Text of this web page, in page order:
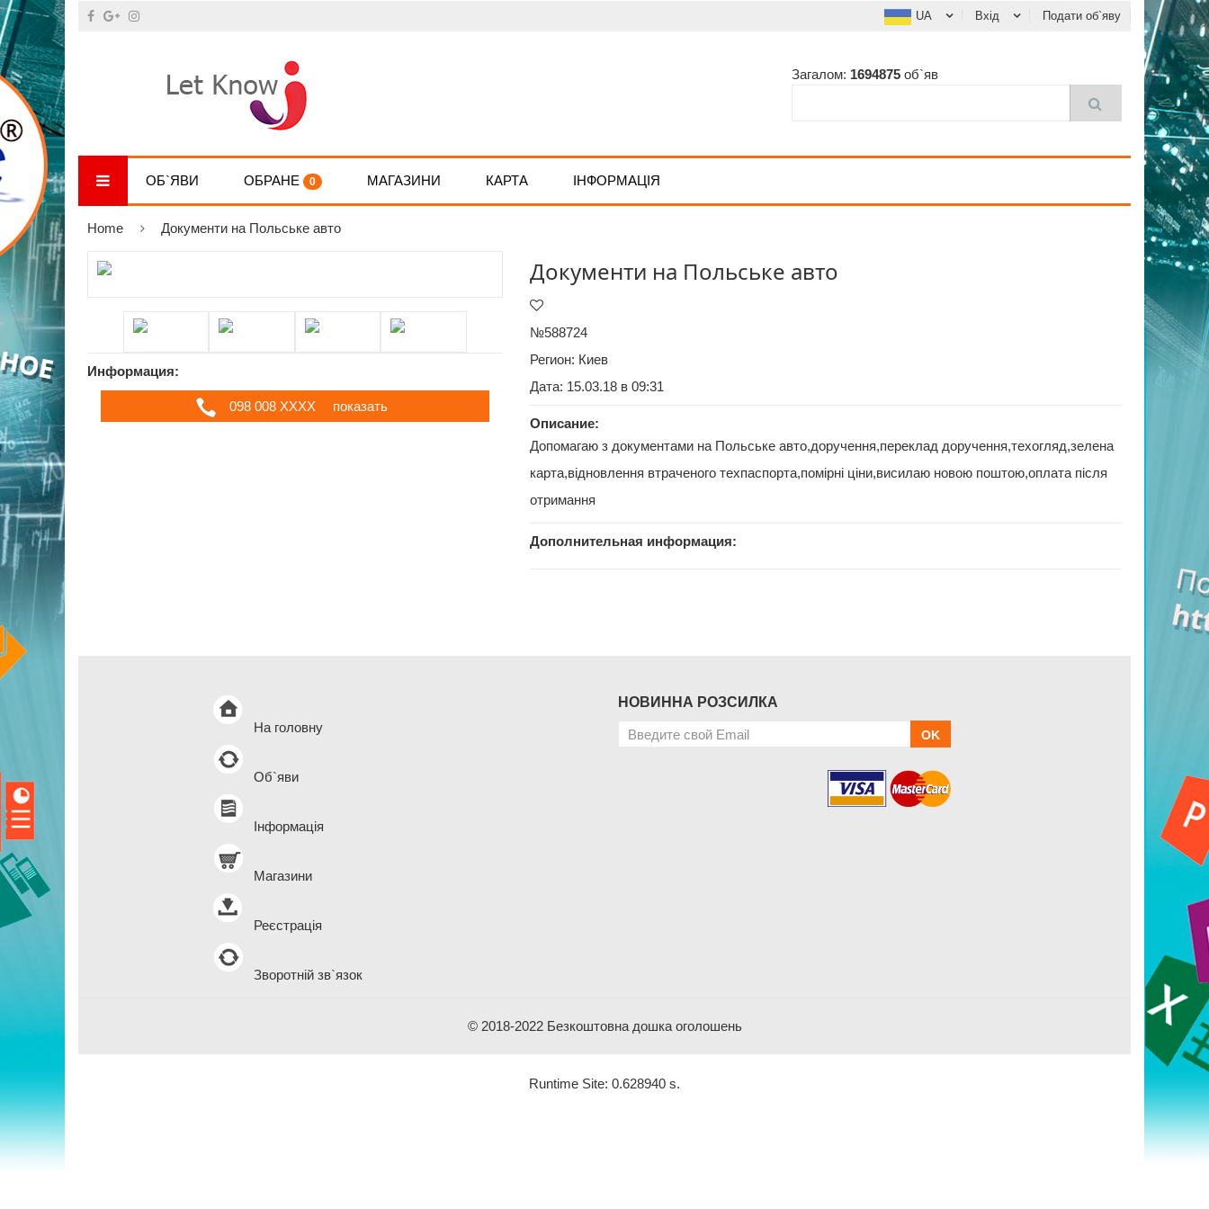
UA Вхід Подати об`яву
Загалом: 1694875об`яв
ОБ`ЯВИ ОБРАНЕ 0 МАГАЗИНИ КАРТА ІНФОРМАЦІЯ
Home Документи на Польське авто
Информация:
098 008 ХХХХ показать
Документи на Польське авто
№588724
Регион: Киев
Дата: 15.03.18 в 09:31
Описание:
Допомагаю з документами на Польське авто,доручення,переклад доручення,техогляд,зелена
карта,відновлення втраченого техпаспорта,помірні ціни,висилаю новою поштою,оплата після
отримання
Дополнительная информация:
На головну
Об`яви
Інформація
Магазини
Реєстрація
Зворотній зв`язок
НОВИННА РОЗСИЛКА
OK
© 2018-2022 Безкоштовна дошка оголошень
Runtime Site: 0.628940 s.